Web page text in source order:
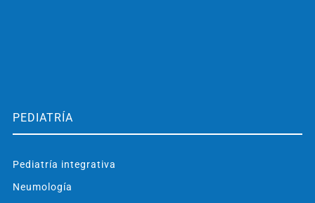
PEDIATRÍA
Pediatría integrativa
Neumología